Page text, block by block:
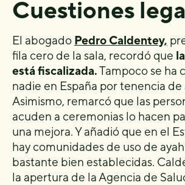
Cuestiones
El abogado Pedro Caldentey,
fila cero de la sala, recordó que
está fiscalizada.Tampoco se ha
nadie en España por tenencia de
Asimismo, remarcó que las
acuden a ceremonias lo hacen
una mejora. Y añadió que en el
hay comunidades de uso de
bastante bien establecidas.
la apertura de la Agencia de